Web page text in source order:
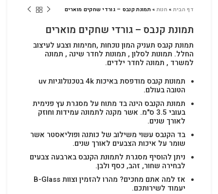
דף הבית» חנות»תמונת קנבס – גורדי שחקים מוארים
תמונת קנבס – גורדי שחקים מוארים
תמונת קנבס תעניק המון נוכחות ,חמימות וצבע לעיצוב
החלל. תמונות לסלון , תמונות לחדר שינה , תמונה
למשרד , תמונה לחדר ילדים.
תמונות קנבס מודפסת באיכות 4k בטכנולוגיות uv
הטובה בעולם.
תמונת הקנבס הינה בד מתוח על מסגרת עץ פנימית
בעובי 3.5 ס"מ. אשר מקנה לתמונה עמידות וחוזק
לאורך שנים.
בד הקנבס עשוי משילוב של כותנה ופוליאסטר אשר
שומר על איכות הצבעים לאורך שנים.
ניתן להוסיף מסגרת לתמונת הקנבס בארבעה צבעים
לבחירה שחור, זהב, כסף ולבן.
אז למה אתם מחכים? מהרו להזמין וצוות B-Glass
יעמוד לשירותכם.